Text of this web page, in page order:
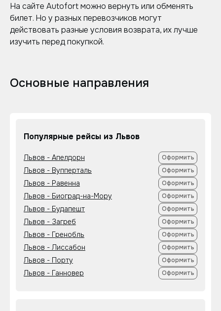
На сайте Autofort можно вернуть или обменять
билет. Но у разных перевозчиков могут
действовать разные условия возврата, их лучше
изучить перед покупкой.
Основные направления
Популярные рейсы из Львов
Львов - Апелдорн Оформить
Львов - Вупперталь Оформить
Львов - Равенна Оформить
Львов - Биоград-на-Мору Оформить
Львов - Будапешт Оформить
Львов - Загреб Оформить
Львов - Гренобль Оформить
Львов - Лиссабон Оформить
Львов - Порту Оформить
Львов - Ганновер Оформить